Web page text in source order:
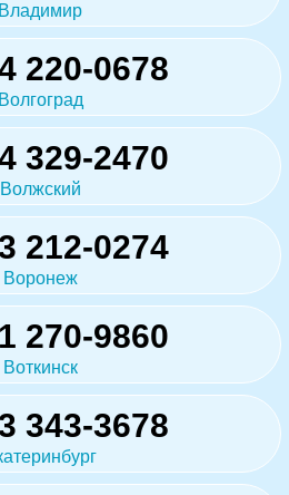
Владимир
220-0678
Волгоград
329-2470
Волжский
212-0274
Воронеж
270-9860
Воткинск
343-3678